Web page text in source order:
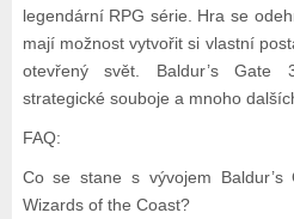
legendární RPG série. Hra se
mají možnost vytvořit si vlastní
otevřený svět. Baldur’s Gate
strategické souboje a mnoho
FAQ:
Co se stane s vývojem
Wizards of the Coast?